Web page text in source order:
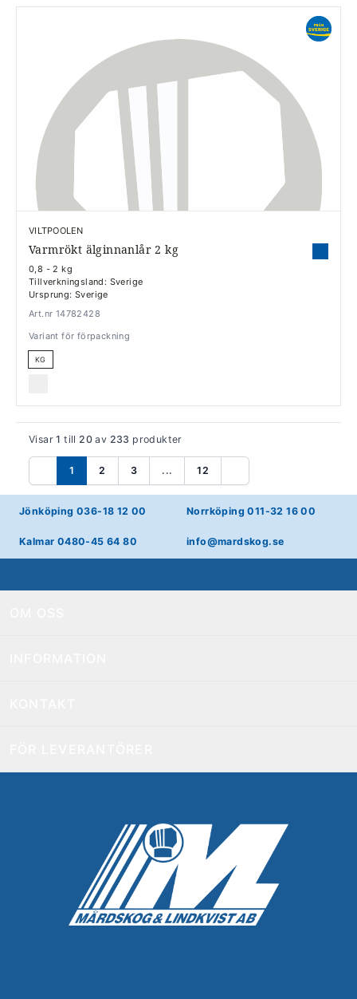
VILTPOOLEN
Varmrökt älginnanlår 2 kg
0,8 - 2 kg
Tillverkningsland: Sverige
Ursprung: Sverige
Art.nr 14782428
Variant för förpackning
KG
Visar1 till20 av 233 produkter
Föregående
1 2 3 ... 12
Nästa
Jönköping 036-18 12 00 Norrköping 011-32 16 00
Kalmar 0480-45 64 80 info@mardskog.se